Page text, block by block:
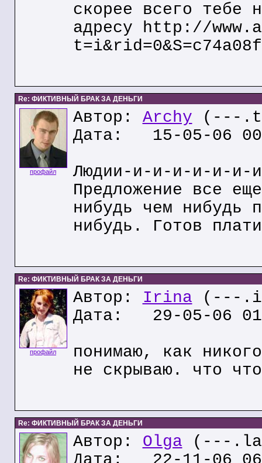
скорее всего тебе
адресу http://
Re: ФИКТИВНЫЙ БРАК ЗА ДЕНЬГИ
профайл
Автор: Archy (---
Дата: 15-05-06
Людии-и-и-и-и-
Предложение все
нибудь чем нибудь
нибудь. Готов
Re: ФИКТИВНЫЙ БРАК ЗА ДЕНЬГИ
профайл
Автор: Irina (---
Дата: 29-05-06
понимаю, как
не скрываю. что
Re: ФИКТИВНЫЙ БРАК ЗА ДЕНЬГИ
Автор: Olga (---